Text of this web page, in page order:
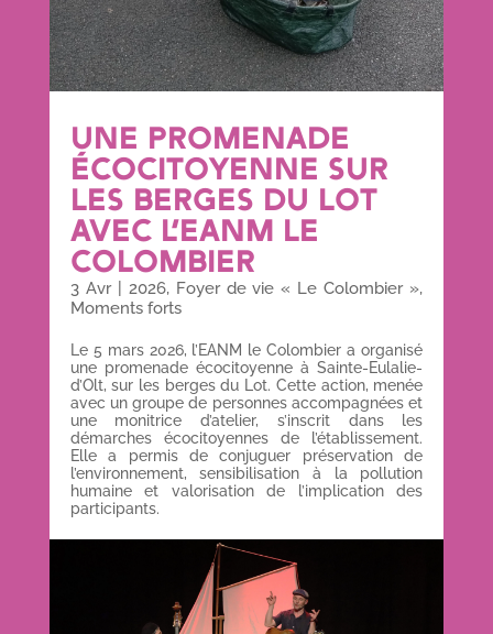
UNE PROMENADE
ÉCOCITOYENNE SUR
LES BERGES DU LOT
AVEC L’EANM LE
COLOMBIER
3 Avr| 2026, Foyer de vie « Le Colombier »,
Moments forts
Le 5 mars 2026, l’EANM le Colombier a organisé
une promenade écocitoyenne à Sainte-Eulalie-
d’Olt, sur les berges du Lot. Cette action, menée
avec un groupe de personnes accompagnées et
une monitrice d’atelier, s’inscrit dans les
démarches écocitoyennes de l’établissement.
Elle a permis de conjuguer préservation de
l’environnement, sensibilisation à la pollution
humaine et valorisation de l’implication des
participants.